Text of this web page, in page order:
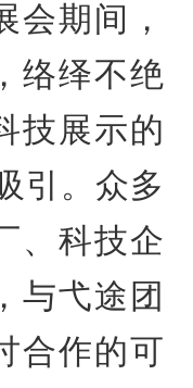
会期间，
络绎不绝
技展示的
引。众多
、科技企
与弋途团
合作的可